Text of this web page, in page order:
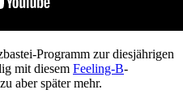
Programm zur diesjährigen
mit diesem Feeling-B-
aber später mehr.